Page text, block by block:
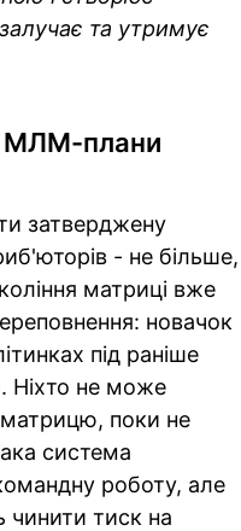
та утримує
МЛМ-плани
затверджену
- не більше,
матриці вже
новачок
під раніше
Ніхто не може
поки не
система
роботу, але
тиск на